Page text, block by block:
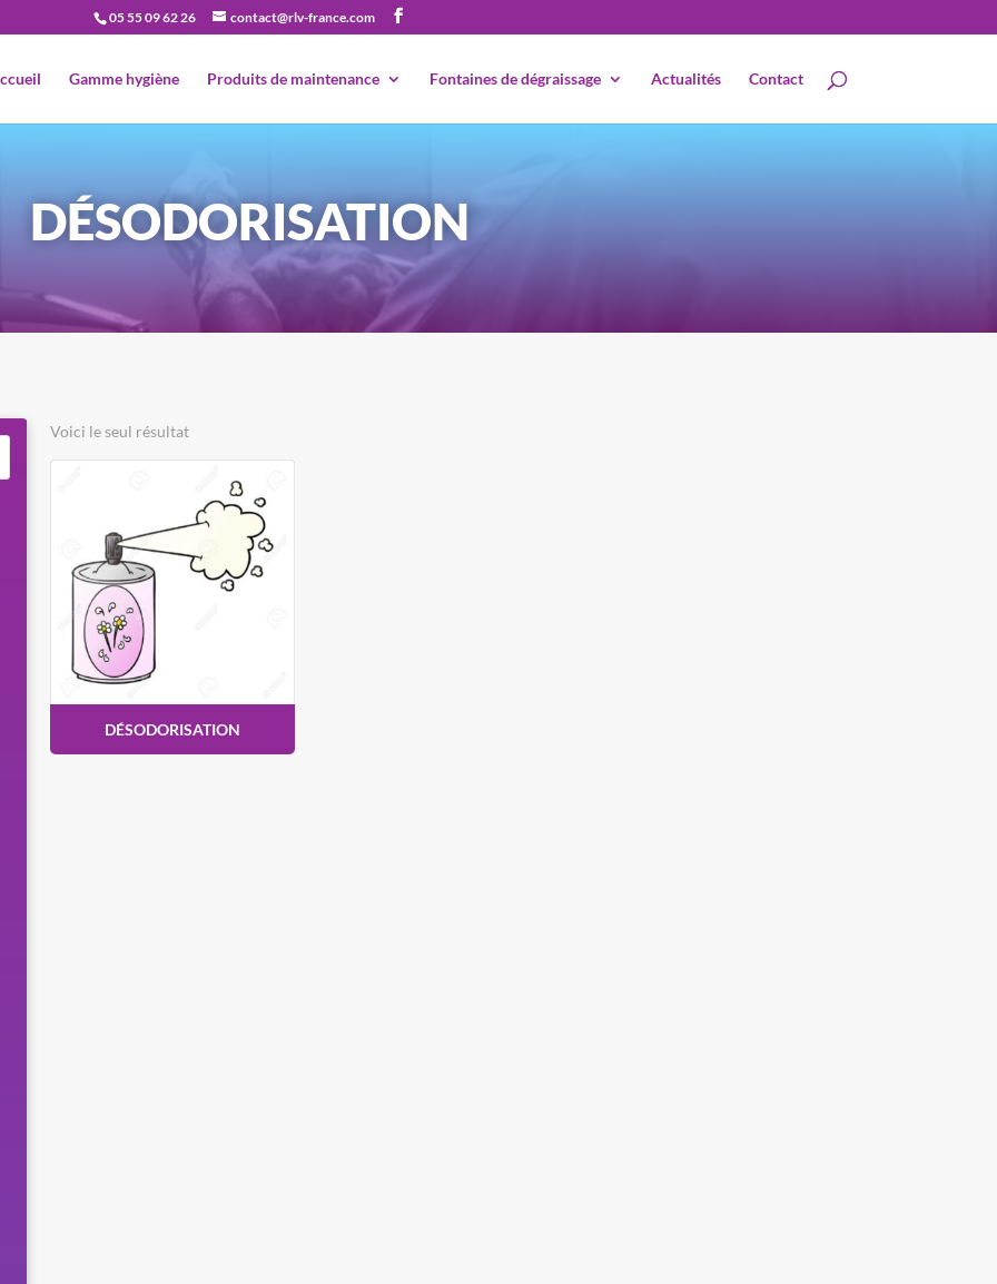
05 55 09 62 26 contact@rlv-france.com
Gamme hygiène Produits de maintenance Fontaines de dégraissage Actualités Contact
Recherche
DÉSODORISATION
Voici le seul résultat
DÉSODORISATION